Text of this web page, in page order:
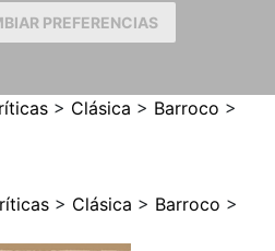
PREFERENCIAS
> Clásica > Barroco >
> Clásica > Barroco >